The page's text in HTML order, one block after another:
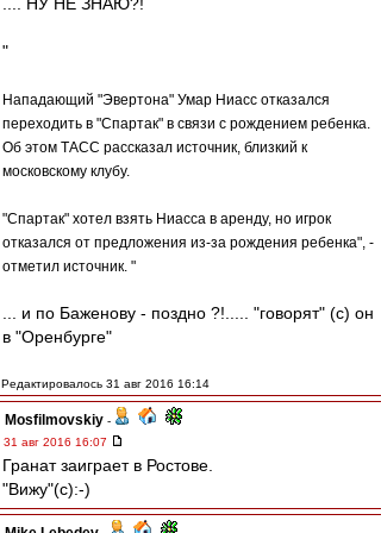
"
Нападающий "Эвертона" Умар Ниасс отказался
переходить в "Спартак" в связи с рождением ребенка.
Об этом ТАСС рассказал источник, близкий к
московскому клубу.
"Спартак" хотел взять Ниасса в аренду, но игрок
отказался от предложения из-за рождения ребенка", -
отметил источник. "
... и по Баженову - поздно ?!..... "говорят" (c) он
в "Оренбурге"
Редактировалось 31 авг 2016 16:14
Mosfilmovskiy -
31 авг 2016 16:07
Гранат заиграет в Ростове.
"Вижу"(с):-)